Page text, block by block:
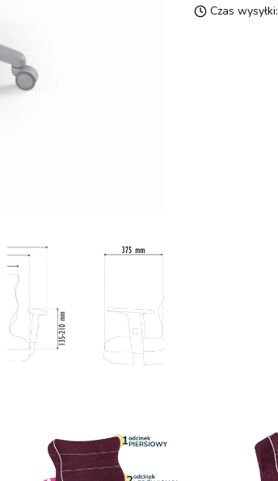
Czas wysyłki: